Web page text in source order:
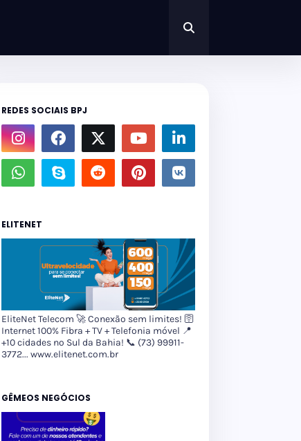
REDES SOCIAIS BPJ
ELITENET
EliteNet Telecom 🚀 Conexão sem limites! 🛜
Internet 100% Fibra + TV + Telefonia móvel 📍
+10 cidades no Sul da Bahia! 📞 (73) 99911-
3772... www.elitenet.com.br
GÊMEOS NEGÓCIOS